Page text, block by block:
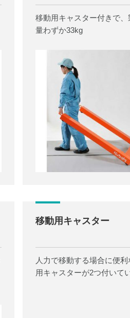
移動用キャスター付きで、
量わずか33kg
移動用キャスター
人力で移動する場合に便利
用キャスターが2つ付いて